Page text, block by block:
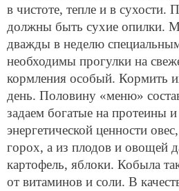
в чистоте, тепле и в сухости.
должны быть сухие опилки.
дважды в неделю
необходимы прогулки на
кормления особый. Кормить
день. Половину «меню»
задаем богатые на протеины
энергетической ценности
горох, а из плодов и овощей
картофель, яблоки. Кобыла
от витаминов и соли. В